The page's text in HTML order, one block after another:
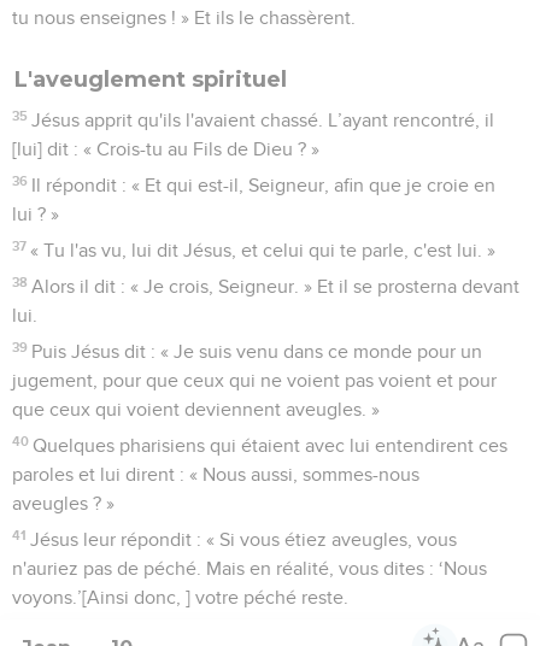
tu nous enseignes ! » Et ils le chassèrent.
L'aveuglement spirituel
35 Jésus apprit qu'ils l'avaient chassé. L’ayant rencontré, il
[lui] dit : « Crois-tu au Fils de Dieu ? »
36 Il répondit : « Et qui est-il, Seigneur, afin que je croie en
lui ? »
37 « Tu l'as vu, lui dit Jésus, et celui qui te parle, c'est lui. »
38 Alors il dit : « Je crois, Seigneur. » Et il se prosterna devant
lui.
39 Puis Jésus dit : « Je suis venu dans ce monde pour un
jugement, pour que ceux qui ne voient pas voient et pour
que ceux qui voient deviennent aveugles. »
40 Quelques pharisiens qui étaient avec lui entendirent ces
paroles et lui dirent : « Nous aussi, sommes-nous
aveugles ? »
41 Jésus leur répondit : « Si vous étiez aveugles, vous
n'auriez pas de péché. Mais en réalité, vous dites : ‘Nous
voyons.’[Ainsi donc, ] votre péché reste.